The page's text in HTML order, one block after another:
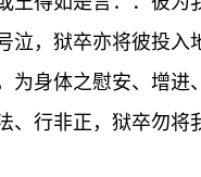
，狱卒亦将彼投入
为身体之慰安、增
、行非正，狱卒勿